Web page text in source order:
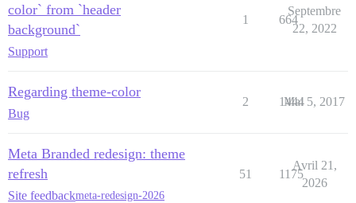
color` from `header
background`
Support
1 664
Septembre
22, 2022
Regarding theme-color
Bug
2 1444
Mai 5, 2017
Meta Branded redesign: theme
refresh
Site feedbackmeta-redesign-2026
51 1175
Avril 21,
2026